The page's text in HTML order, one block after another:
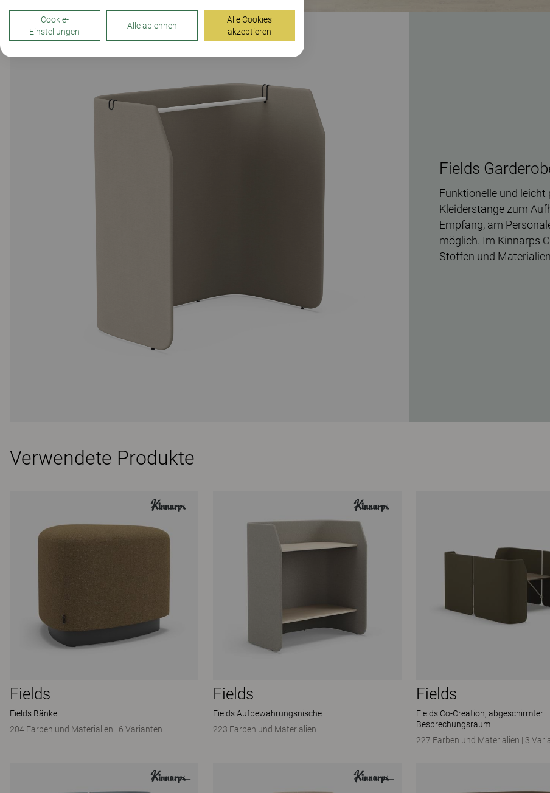
Fields
Funktionelle und
Kleiderstange zum
Empfang, am
möglich. Im Kinnarps
Stoffen und
Verwendete Produkte
Fields
Fields Bänke
204 Farben und Materialien | 6 Varianten
Fields
Fields Aufbewahrungsnische
223 Farben und Materialien
Fields
Fields Co-Creation, abgeschirmter
Besprechungsraum
227 Farben und Materialien | 3
Cookie-
Einstellungen
Alle ablehnen
Alle Cookies
akzeptieren